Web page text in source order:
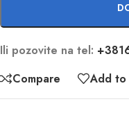
Ili pozovite na tel:
Compare
Add to